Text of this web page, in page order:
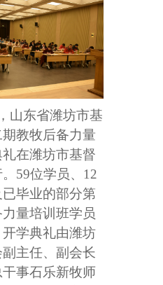
山东省潍坊市基
教牧后备力量
在潍坊市基督
59位学员、12
毕业的部分第
量培训班学员
学典礼由潍坊
主任、副会长
事石乐新牧师